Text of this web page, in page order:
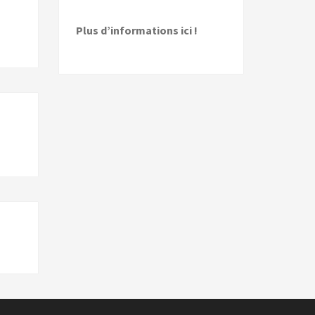
Plus d’informations ici !